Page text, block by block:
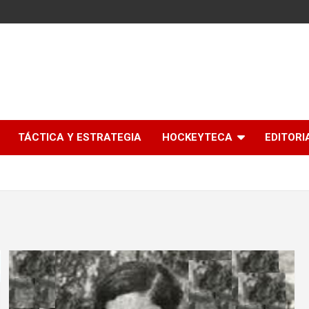
TÁCTICA Y ESTRATEGIA HOCKEYTECA